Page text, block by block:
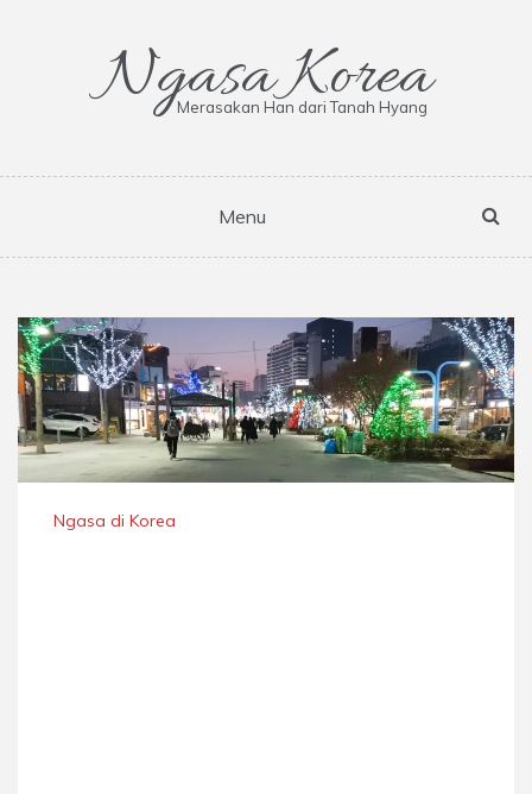
Ngasa Korea
Merasakan Han dari Tanah Hyang
Menu
Ngasa di Korea